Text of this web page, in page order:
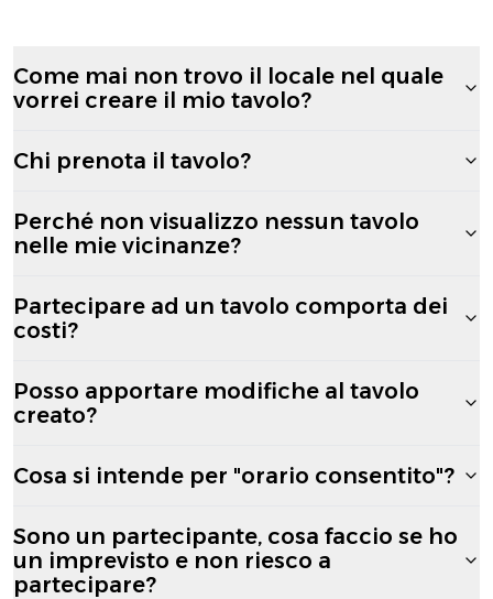
Come mai non trovo il locale nel quale
vorrei creare il mio tavolo?
Chi prenota il tavolo?
Perché non visualizzo nessun tavolo
nelle mie vicinanze?
Partecipare ad un tavolo comporta dei
costi?
Posso apportare modifiche al tavolo
creato?
Cosa si intende per "orario consentito"?
Sono un partecipante, cosa faccio se ho
un imprevisto e non riesco a
partecipare?